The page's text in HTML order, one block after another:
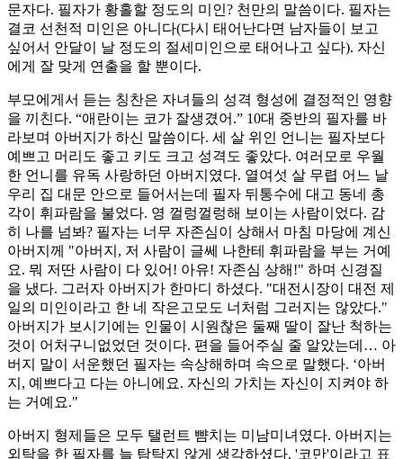
문자다. 필자가 황홀할 정도의 미인? 천만의 말씀이다. 필자는
결코 선천적 미인은 아니다(다시 태어난다면 남자들이 보고
싶어서 안달이 날 정도의 절세미인으로 태어나고 싶다). 자신
에게 잘 맞게 연출을 할 뿐이다.
부모에게서 듣는 칭찬은 자녀들의 성격 형성에 결정적인 영향
을 끼친다. “애란이는 코가 잘생겼어.” 10대 중반의 필자를 바
라보며 아버지가 하신 말씀이다. 세 살 위인 언니는 필자보다
예쁘고 머리도 좋고 키도 크고 성격도 좋았다. 여러모로 우월
한 언니를 유독 사랑하던 아버지였다. 열여섯 살 무렵 어느 날
우리 집 대문 안으로 들어서는데 필자 뒤통수에 대고 동네 총
각이 휘파람을 불었다. 영 껄렁껄렁해 보이는 사람이었다. 감
히 나를 넘봐? 필자는 너무 자존심이 상해서 마침 마당에 계신
아버지께 "아버지, 저 사람이 글쎄 나한테 휘파람을 부는 거예
요. 뭐 저딴 사람이 다 있어! 아유! 자존심 상해!" 하며 신경질
을 냈다. 그러자 아버지가 한마디 하셨다. "대전시장이 대전 제
일의 미인이라고 한 네 작은고모도 너처럼 그러지는 않았다."
아버지가 보시기에는 인물이 시원찮은 둘째 딸이 잘난 척하는
것이 어처구니없었던 것이다. 편을 들어주실 줄 알았는데… 아
버지 말이 서운했던 필자는 속상해하며 속으로 말했다. ‘아버
지, 예쁘다고 다는 아니에요. 자신의 가치는 자신이 지켜야 하
는 거예요."
아버지 형제들은 모두 탤런트 뺨치는 미남미녀였다. 아버지는
외탁을 한 필자를 늘 탐탁지 않게 생각하셨다. '코만'이라고 표